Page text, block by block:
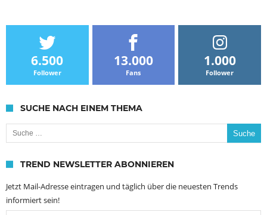
6.500
Follower
13.000
Fans
1.000
Follower
SUCHE NACH EINEM THEMA
Suche nach:
TREND NEWSLETTER ABONNIEREN
Jetzt Mail-Adresse eintragen und täglich über die neuesten Trends
informiert sein!
Email